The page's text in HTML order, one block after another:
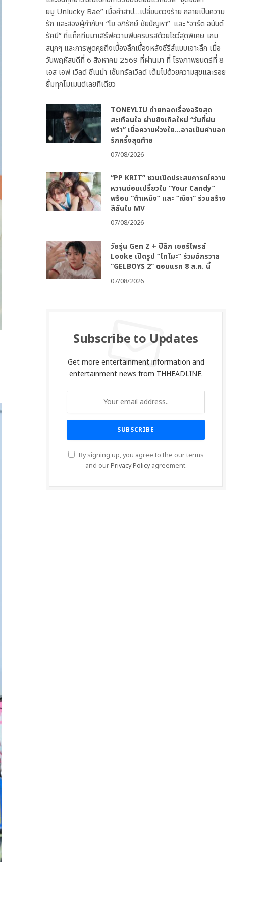
ยมู Unlucky Bae” เมื่อคำสาป…เปลี่ยนดวงร้าย กลายเป็นความ
รัก และสองผู้กำกับฯ “โย อภิรักษ์ ชัยปัญหา” และ “อาร์ต อนันต์
รัศมี” ที่แท็กทีมมาเสิร์ฟความฟินครบรสด้วยโชว์สุดพิเศษ เกม
สนุกๆ และการพูดคุยถึงเบื้องลึกเบื้องหลังซีรีส์แบบเจาะลึก เมื่อ
วันพฤหัสบดีที่ 6 สิงหาคม 2569 ที่ผ่านมา ที่ โรงภาพยนตร์ที่ 8
เอส เอฟ เวิลด์ ซีเนม่า เซ็นทรัลเวิลด์ เต็มไปด้วยความสุขและรอย
ยิ้มทุกโมเมนต์เลยทีเดียว
TONEYLIU ถ่ายทอดเรื่องจริงสุด
สะเทือนใจ ผ่านซิงเกิลใหม่ “วันที่ฝน
พรำ” เมื่อความห่วงใย…อาจเป็นคำบอก
รักครั้งสุดท้าย
07/08/2026
“PP KRIT” ชวนเปิดประสบการณ์ความ
หวานซ่อนเปรี้ยวใน “Your Candy”
พร้อม “ต้าเหนิง” และ “ณิชา” ร่วมสร้าง
สีสันใน MV
07/08/2026
วัยรุ่น Gen Z + ปีลึก เซอร์ไพรส์
Looke เปิดรูป “โทโมะ” ร่วมจักรวาล
“GELBOYS 2” ตอนแรก 8 ส.ค. นี้
07/08/2026
Subscribe to Updates
Get more entertainment information and
entertainment news from THHEADLINE.
By signing up, you agree to the our terms
and ourPrivacy Policyagreement.